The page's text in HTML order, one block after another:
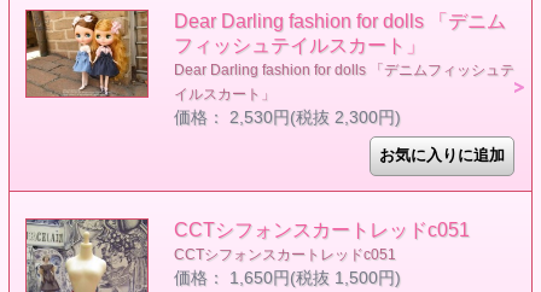
Dear Darling fashion for dolls 「デニム
フィッシュテイルスカート」
Dear Darling fashion for dolls 「デニムフィッシュテ
イルスカート」
価格： 2,530円(税抜 2,300円)
CCTシフォンスカートレッドc051
CCTシフォンスカートレッドc051
価格： 1,650円(税抜 1,500円)